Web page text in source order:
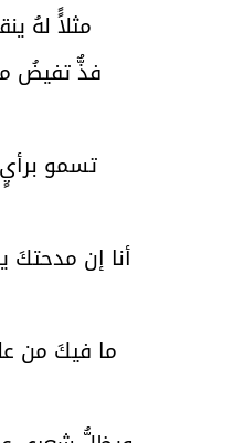
مثلاًً لهُ
فذٌّ تفيضُ
تسمو
أنا إن مدحتكَ
ما فيكَ من